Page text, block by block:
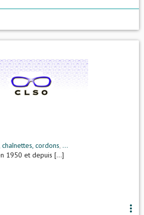
chaînettes, cordons, ...
1950 et depuis [...]
more_vert